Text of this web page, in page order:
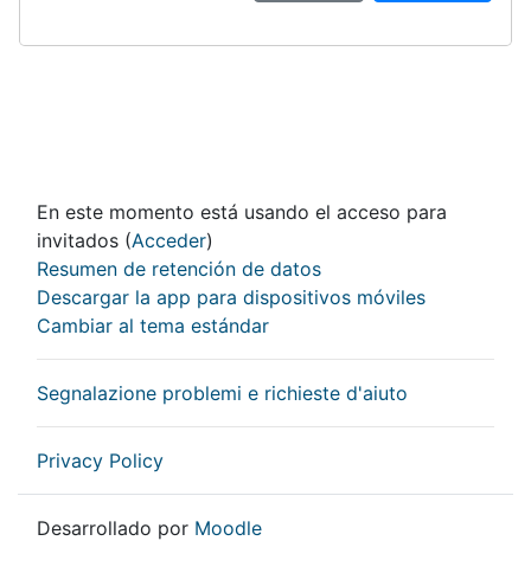
En este momento está usando el acceso para
invitados (Acceder)
Resumen de retención de datos
Descargar la app para dispositivos móviles
Cambiar al tema estándar
Segnalazione problemi e richieste d'aiuto
Privacy Policy
Desarrollado por Moodle